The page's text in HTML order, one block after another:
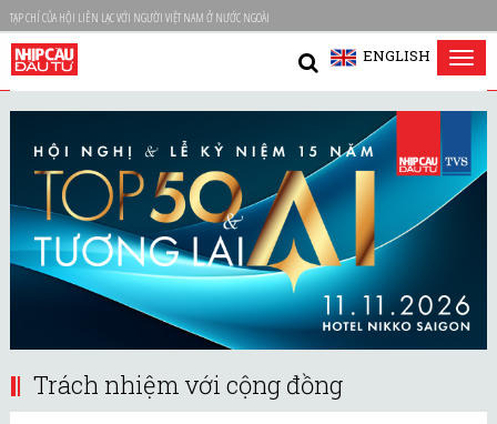
TẠP CHÍ CỦA HỘI LIÊN LẠC VỚI NGƯỜI VIỆT NAM Ở NƯỚC NGOÀI
ENGLISH
Trách nhiệm với cộng đồng